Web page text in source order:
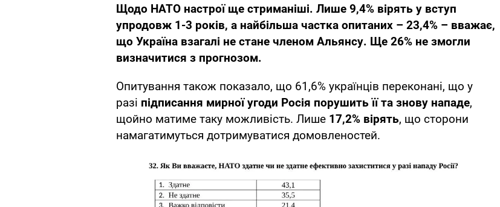
Щодо НАТО настрої ще стриманіші. Лише 9,4% вірять у вступ
упродовж 1-3 років, а найбільша частка опитаних – 23,4% – вважає,
що Україна взагалі не стане членом Альянсу. Ще 26% не змогли
визначитися з прогнозом.
Опитування також показало, що 61,6% українців переконані, що у
разі підписання мирної угоди Росія порушить її та знову нападе,
щойно матиме таку можливість. Лише 17,2% вірять, що сторони
намагатимуться дотримуватися домовленостей.